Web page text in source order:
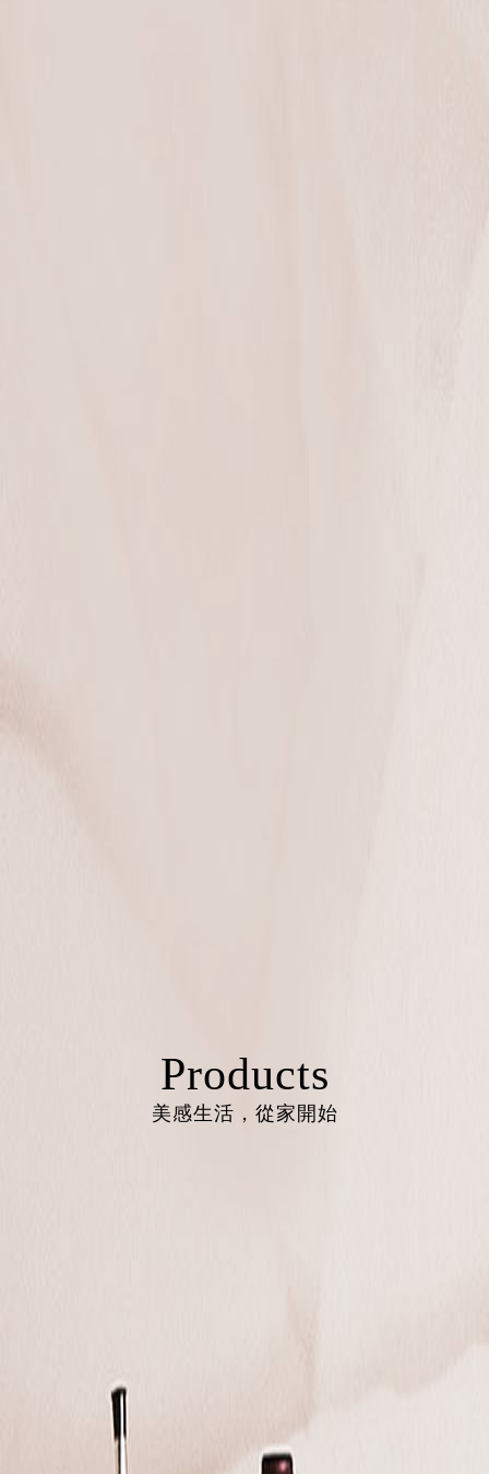
Products
美感生活，從家開始